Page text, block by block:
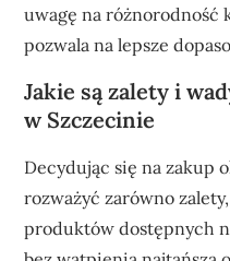
uwagę na różnorodność
pozwala na lepsze
Jakie są zalety i
w Szczecinie
Decydując się na zakup
rozważyć zarówno
produktów dostępnych